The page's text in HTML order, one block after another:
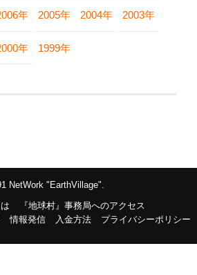
年 2005年 2004年 2003年
年 1999年
NetWork "EarthVillage".
『地球村』事務局へのアクセス
情報発信 入金方法 プライバシーポリシー